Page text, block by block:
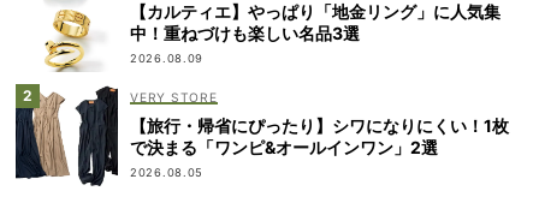
【カルティエ】やっぱり「地金リング」に人気集
中！重ねづけも楽しい名品3選
2026.08.09
VERY STORE
【旅行・帰省にぴったり】シワになりにくい！1枚
で決まる「ワンピ&オールインワン」2選
2026.08.05